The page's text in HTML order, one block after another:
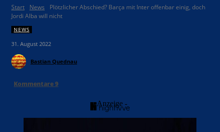
Start News
Plötzlicher Abschied? Barça mit Inter offenbar einig, doch
Jordi Alba will nicht
NEWS
31. August 2022
Bastian Quednau
Kommentare9
- Anzeige -